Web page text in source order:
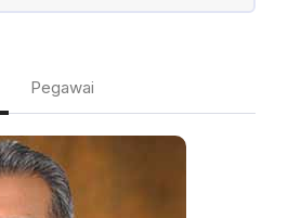
Pegawai